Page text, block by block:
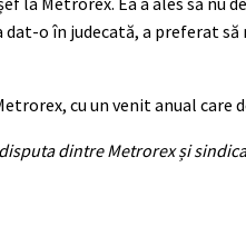
o în judecată, a preferat
cu un venit anual care
dintre Metrorex și